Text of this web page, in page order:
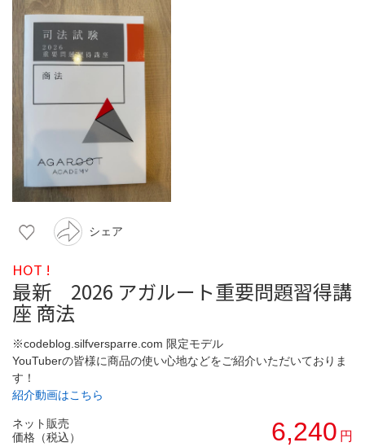
シェア
HOT !
最新 2026 アガルート重要問題習得講
座 商法
※codeblog.silfversparre.com 限定モデル
YouTuberの皆様に商品の使い心地などをご紹介いただいておりま
す！
紹介動画はこちら
ネット販売
価格（税込）
6,240 円